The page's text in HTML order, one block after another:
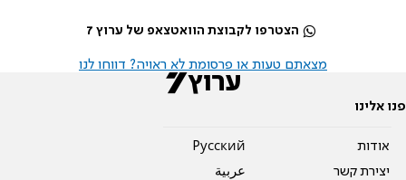
הצטרפו לקבוצת הוואטצאפ של ערוץ 7
מצאתם טעות או פרסומת לא ראויה? דווחו לנו
פנו אלינו
אודות
יצירת קשר
Pусский
عربية